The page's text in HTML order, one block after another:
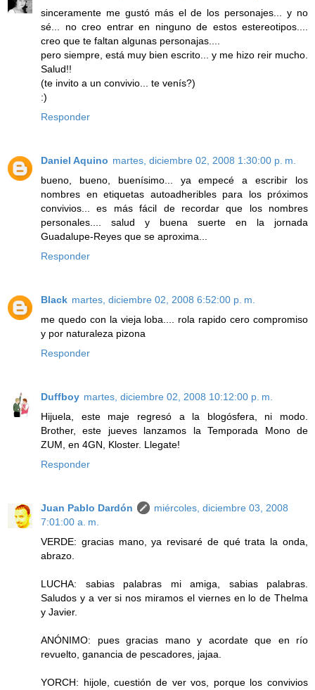
sinceramente me gustó más el de los personajes... y no
sé... no creo entrar en ninguno de estos estereotipos....
creo que te faltan algunas personajas....
pero siempre, está muy bien escrito... y me hizo reir mucho.
Salud!!
(te invito a un convivio... te venís?)
:)
Responder
Daniel Aquino martes, diciembre 02, 2008 1:30:00 p. m.
bueno, bueno, buenísimo... ya empecé a escribir los
nombres en etiquetas autoadheribles para los próximos
convivios... es más fácil de recordar que los nombres
personales.... salud y buena suerte en la jornada
Guadalupe-Reyes que se aproxima...
Responder
Black martes, diciembre 02, 2008 6:52:00 p. m.
me quedo con la vieja loba.... rola rapido cero compromiso
y por naturaleza pizona
Responder
Duffboy martes, diciembre 02, 2008 10:12:00 p. m.
Hijuela, este maje regresó a la blogósfera, ni modo.
Brother, este jueves lanzamos la Temporada Mono de
ZUM, en 4GN, Kloster. Llegate!
Responder
Juan Pablo Dardón
miércoles, diciembre 03, 2008
7:01:00 a. m.
VERDE: gracias mano, ya revisaré de qué trata la onda,
abrazo.
LUCHA: sabias palabras mi amiga, sabias palabras.
Saludos y a ver si nos miramos el viernes en lo de Thelma
y Javier.
ANÓNIMO: pues gracias mano y acordate que en río
revuelto, ganancia de pescadores, jajaa.
YORCH: hijole, cuestión de ver vos, porque los convivios